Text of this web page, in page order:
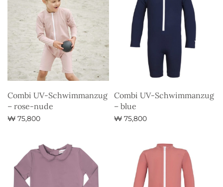
Combi UV-Schwimmanzug
– rose-nude
₩ 75,800
Combi UV-Schwimmanzug
– blue
₩ 75,800